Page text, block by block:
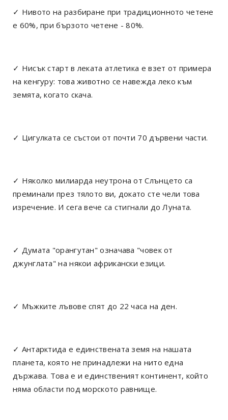
✓ Нивото на разбиране при традиционното четене
е 60%, при бързото четене - 80%.
✓ Нисък старт в леката атлетика е взет от примера
на кенгуру: това животно се навежда леко към
земята, когато скача.
✓ Цигулката се състои от почти 70 дървени части.
✓ Няколко милиарда неутрона от Слънцето са
преминали през тялото ви, докато сте чели това
изречение. И сега вече са стигнали до Луната.
✓ Думата "орангутан" означава "човек от
джунглата" на някои африкански езици.
✓ Мъжките лъвове спят до 22 часа на ден.
✓ Антарктида е единствената земя на нашата
планета, която не принадлежи на нито една
държава. Това е и единственият континент, който
няма области под морското равнище.